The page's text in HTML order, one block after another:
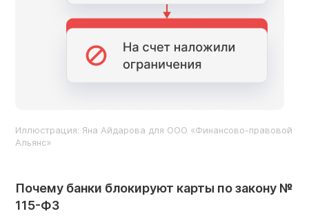
Иллюстрация: Яна Айдарова для ООО «Финансово-правовой
Альянс»
Почему банки блокируют карты по закону №
115-ФЗ